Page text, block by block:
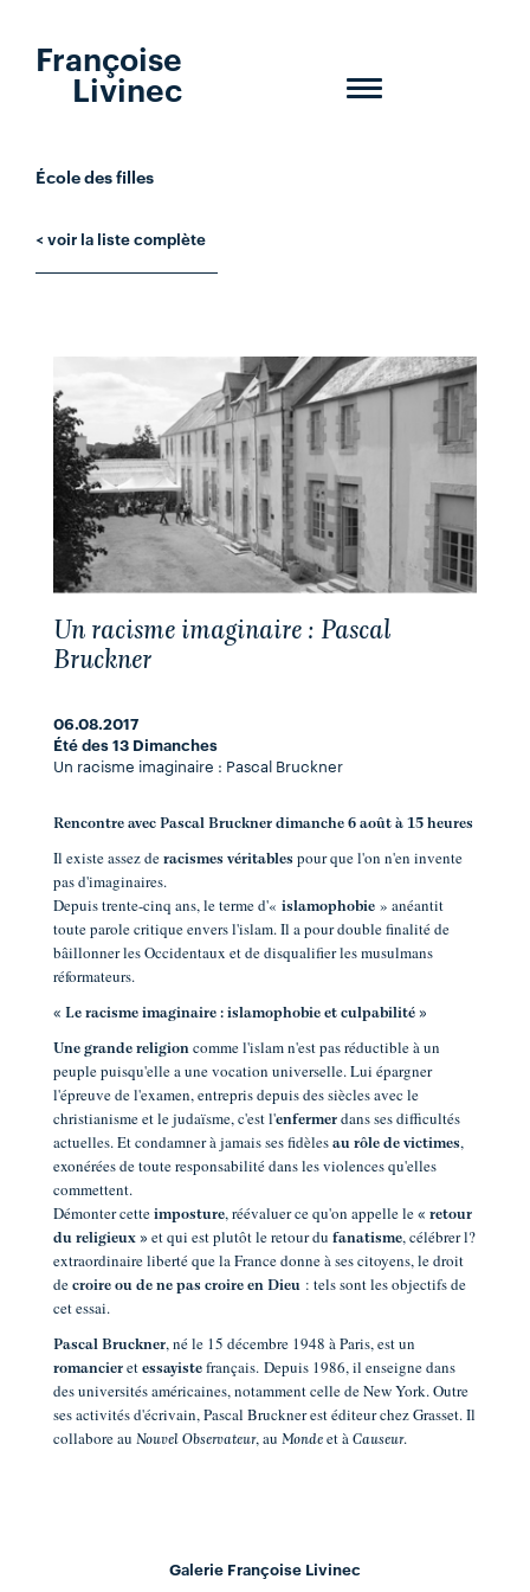
Toggle
Françoise
Livinec
École des filles
< voir la liste complète
Un racisme imaginaire : Pascal
Bruckner
06.08.2017
Été des 13 Dimanches
Un racisme imaginaire : Pascal Bruckner
Rencontre avec Pascal Bruckner dimanche 6 août à 15 heures
Il existe assez de racismes véritables pour que l'on n'en invente
pas d'imaginaires.
Depuis trente-cinq ans, le terme d'« islamophobie » anéantit
toute parole critique envers l'islam. Il a pour double finalité de
bâillonner les Occidentaux et de disqualifier les musulmans
réformateurs.
« Le racisme imaginaire : islamophobie et culpabilité »
Une grande religion comme l'islam n'est pas réductible à un
peuple puisqu'elle a une vocation universelle. Lui épargner
l'épreuve de l'examen, entrepris depuis des siècles avec le
christianisme et le judaïsme, c'est l'enfermer dans ses difficultés
actuelles. Et condamner à jamais ses fidèles au rôle de victimes,
exonérées de toute responsabilité dans les violences qu'elles
commettent.
Démonter cette imposture, réévaluer ce qu'on appelle le « retour
du religieux » et qui est plutôt le retour du fanatisme, célébrer l?
extraordinaire liberté que la France donne à ses citoyens, le droit
de croire ou de ne pas croire en Dieu : tels sont les objectifs de
cet essai.
Pascal Bruckner, né le 15 décembre 1948 à Paris, est un
romancier et essayiste français. Depuis 1986, il enseigne dans
des universités américaines, notamment celle de New York. Outre
ses activités d'écrivain, Pascal Bruckner est éditeur chez Grasset. Il
collabore au Nouvel Observateur, au Monde et à Causeur.
Galerie Françoise Livinec